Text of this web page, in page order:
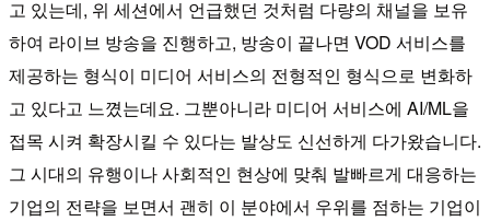
고 있는데, 위 세션에서 언급했던 것처럼 다량의 채널을 보유
하여 라이브 방송을 진행하고, 방송이 끝나면 VOD 서비스를
제공하는 형식이 미디어 서비스의 전형적인 형식으로 변화하
고 있다고 느꼈는데요. 그뿐아니라 미디어 서비스에 AI/ML을
접목 시켜 확장시킬 수 있다는 발상도 신선하게 다가왔습니다.
그 시대의 유행이나 사회적인 현상에 맞춰 발빠르게 대응하는
기업의 전략을 보면서 괜히 이 분야에서 우위를 점하는 기업이